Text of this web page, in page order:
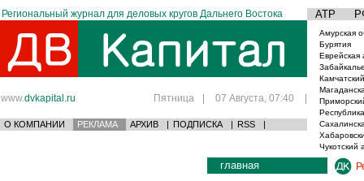
Региональный журнал для деловых кругов Дальнего Востока АТР
www.dvkapital.ru Пятница | 07 Августа, 07:40 |
О КОМПАНИИ РЕКЛАМА АРХИВ | ПОДПИСКА | RSS |
Амурская
Бурятия
Еврейская
Чукотский
главная